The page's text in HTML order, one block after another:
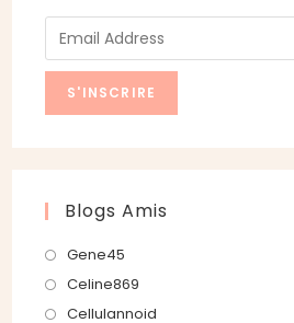
Blogs Amis
Gene45
dans
un
Celine869
dans
Cellulannoid